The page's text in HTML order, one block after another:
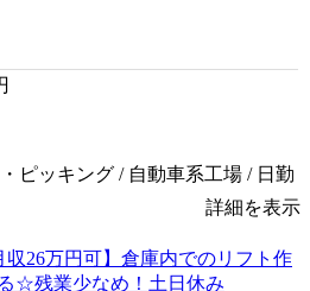
ピッキング / 自動車系工場 / 日勤
詳細を表示